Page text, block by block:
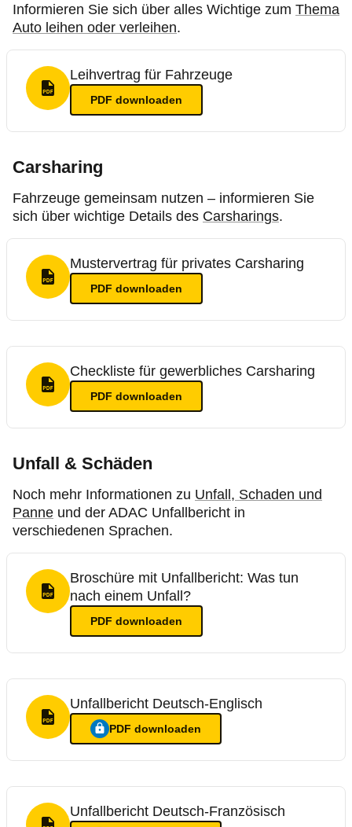
Informieren Sie sich über alles Wichtige zum Thema
Auto leihen oder verleihen.
PDF Format
Leihvertrag für Fahrzeuge
PDF downloaden
Carsharing
Fahrzeuge gemeinsam nutzen – informieren Sie
sich über wichtige Details des Carsharings.
PDF Format
Mustervertrag für privates Carsharing
PDF downloaden
PDF Format
Checkliste für gewerbliches Carsharing
PDF downloaden
Unfall & Schäden
Noch mehr Informationen zu Unfall, Schaden und
Panne und der ADAC Unfallbericht in
verschiedenen Sprachen.
PDF Format
Broschüre mit Unfallbericht: Was tun
nach einem Unfall?
PDF downloaden
PDF Format
Unfallbericht Deutsch-Englisch
Ein Login ist nötig für
PDF downloaden
Unfallbericht Deutsch-Englisch
Unfallbericht Deutsch-Französisch